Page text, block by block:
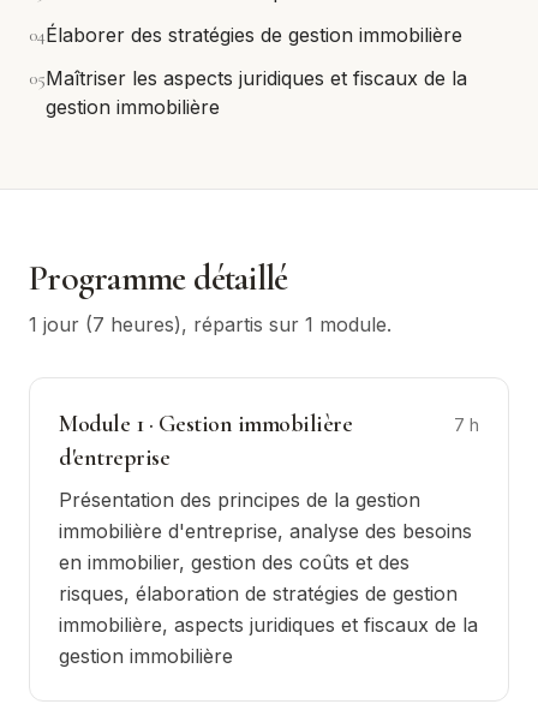
04Élaborer des stratégies de gestion immobilière
05Maîtriser les aspects juridiques et fiscaux de la
gestion immobilière
Programme détaillé
1 jour (7 heures), répartis sur 1 module.
Module 1· Gestion immobilière
d'entreprise
7 h
Présentation des principes de la gestion
immobilière d'entreprise, analyse des besoins
en immobilier, gestion des coûts et des
risques, élaboration de stratégies de gestion
immobilière, aspects juridiques et fiscaux de la
gestion immobilière